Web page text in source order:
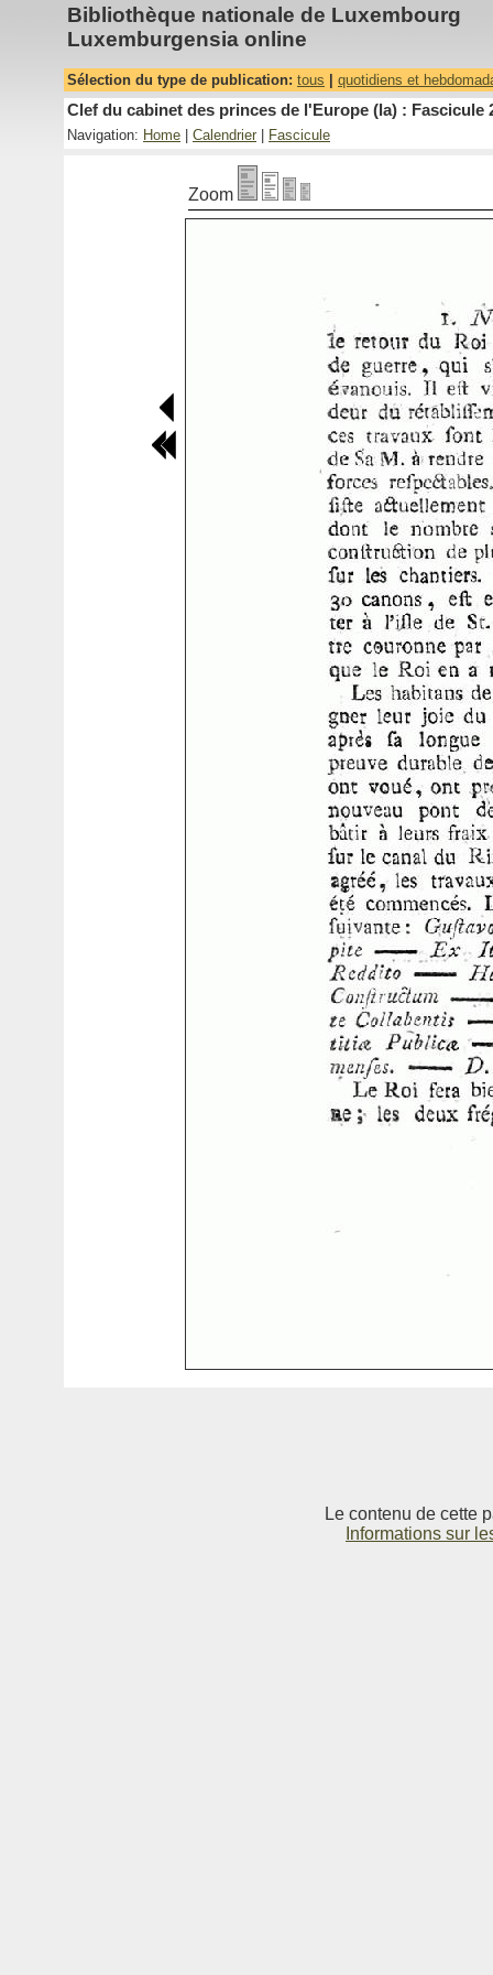
Bibliothèque nationale de Luxembourg
Luxemburgensia online
Sélection du type de publication: tous quotidiens et
Clef du cabinet des princes de l'Europe (la) : Fascicule
Navigation: Home Calendrier Fascicule
Zoom
Le contenu de cette
Informations sur